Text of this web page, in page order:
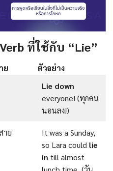
ที่ใช้กับ “Lie”
ย
ตัวอย่าง
Lie down
everyone! (ทุกคน
นอนลง!)
าย
It was a Sunday,
so Lara could lie
in till almost